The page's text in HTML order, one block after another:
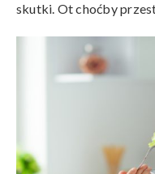
skutki. Ot choćby